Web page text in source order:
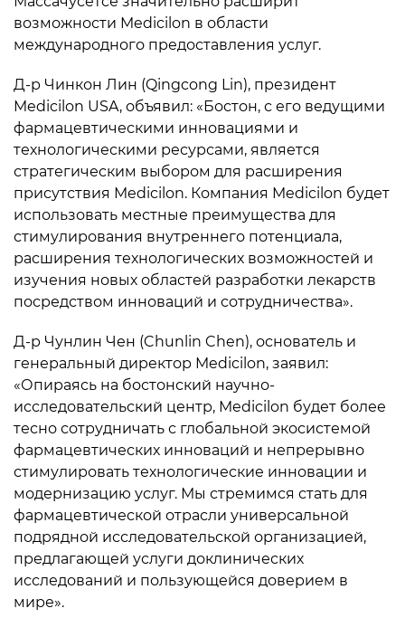
возможности Medicilon в области
международного предоставления услуг.
Д-р Чинкон Лин (Qingcong Lin), президент
Medicilon USA, объявил: «Бостон, с его ведущими
фармацевтическими инновациями и
технологическими ресурсами, является
стратегическим выбором для расширения
присутствия Medicilon. Компания Medicilon будет
использовать местные преимущества для
стимулирования внутреннего потенциала,
расширения технологических возможностей и
изучения новых областей разработки лекарств
посредством инноваций и сотрудничества».
Д-р Чунлин Чен (Chunlin Chen), основатель и
генеральный директор Medicilon, заявил:
«Опираясь на бостонский научно-
исследовательский центр, Medicilon будет более
тесно сотрудничать с глобальной экосистемой
фармацевтических инноваций и непрерывно
стимулировать технологические инновации и
модернизацию услуг. Мы стремимся стать для
фармацевтической отрасли универсальной
подрядной исследовательской организацией,
предлагающей услуги доклинических
исследований и пользующейся доверием в
мире».